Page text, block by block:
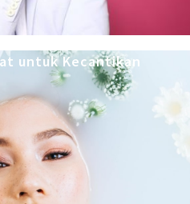
untuk Kecantikan